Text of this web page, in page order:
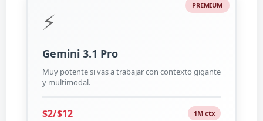
PREMIUM
⚡
Gemini 3.1 Pro
Muy potente si vas a trabajar con contexto gigante
y multimodal.
$2/$12 1M ctx